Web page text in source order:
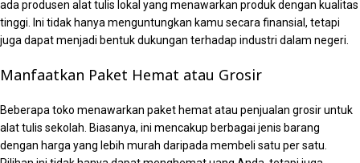
ada produsen alat tulis lokal yang menawarkan produk dengan kualitas
tinggi. Ini tidak hanya menguntungkan kamu secara finansial, tetapi
juga dapat menjadi bentuk dukungan terhadap industri dalam negeri.
Manfaatkan Paket Hemat atau Grosir
Beberapa toko menawarkan paket hemat atau penjualan grosir untuk
alat tulis sekolah. Biasanya, ini mencakup berbagai jenis barang
dengan harga yang lebih murah daripada membeli satu per satu.